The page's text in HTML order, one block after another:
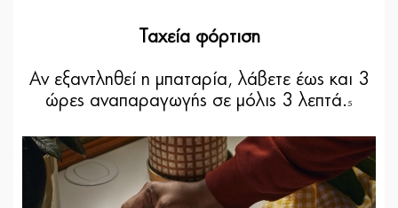
Ταχεία φόρτιση
Αν εξαντληθεί η μπαταρία, λάβετε έως και 3
ώρες αναπαραγωγής σε μόλις 3 λεπτά. 5